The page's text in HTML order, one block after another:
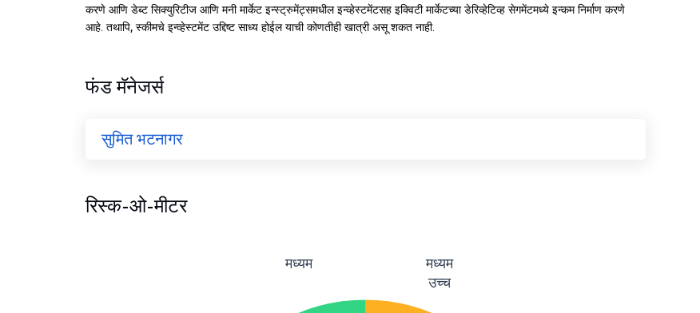
करणे आणि डेब्ट सिक्युरिटीज आणि मनी मार्केट इन्स्ट्रुमेंट्समधील इन्व्हेस्टमेंटसह इक्विटी मार्केटच्या डेरिव्हेटिव्ह सेगमेंटमध्ये इन्कम निर्माण करणे
आहे. तथापि, स्कीमचे इन्व्हेस्टमेंट उद्दिष्ट साध्य होईल याची कोणतीही खात्री असू शकत नाही.
फंड मॅनेजर्स
सुमित भटनागर
रिस्क-ओ-मीटर
मध्यम
मध्यम
उच्च